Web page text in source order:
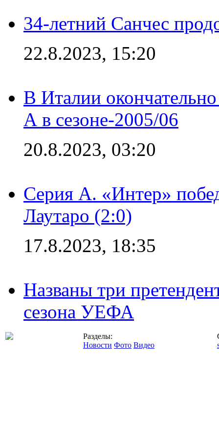
34-летний Санчес
22.8.2023, 15:20
В Италии
А в сезоне-2005/06
20.8.2023, 03:20
Серия А. «Интер»
Лаутаро (2:0)
17.8.2023, 18:35
Названы три
сезона УЕФА
Разделы:
Новости Фото Видео